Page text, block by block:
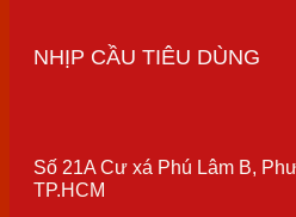
NHỊP CẦU TIÊU DÙNG
Số 21A Cư xá Phú Lâm B,
TP.HCM